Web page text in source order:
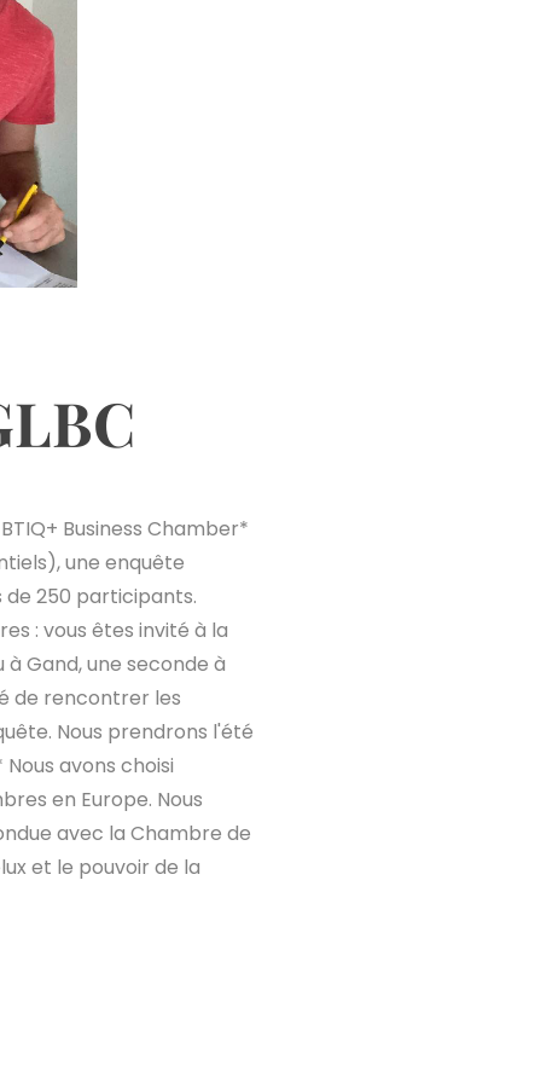
Business Chamber*
une enquête
250 participants.
: vous êtes invité à la
Gand, une seconde à
de rencontrer les
Nous prendrons l'été
avons choisi
en Europe. Nous
avec la Chambre de
et le pouvoir de la